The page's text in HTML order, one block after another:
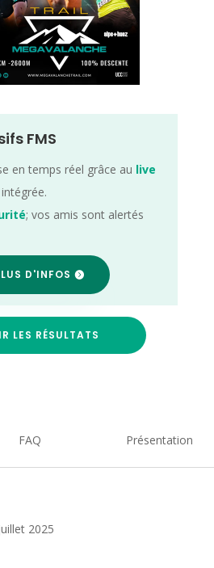
FMS
en temps réel grâce au live
intégrée.
; vos amis sont alertés
D'INFOS
LES RÉSULTATS
FAQ Présentation
2025